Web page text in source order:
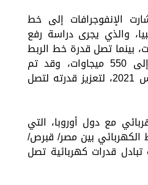
الإنفوجرافات إلى خط
والذي يجرى دراسة رفع
ميجاوات، بينما تصل قدرة خط الربط
الكهربائي مع الأردن إلى 550 ميجاوات، وقد تم
توقيع اتفاقية في مارس 2021، لتعزيز قدرته لتصل
مع دول أوروبا، التي
الكهربائي بين مصر/ قبرص/
قدرات كهربائية تصل